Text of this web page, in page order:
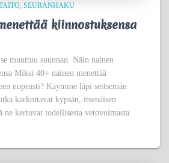
SEURANHAKU
kiinnostuksensa
muuttuu suunnan. Näin nainen
Miksi 40+ nainen menettää
nopeasti? Käymme läpi seitsemän
karkottavat kypsän, itsenäisen
ne kertovat todellisesta vetovoimasta